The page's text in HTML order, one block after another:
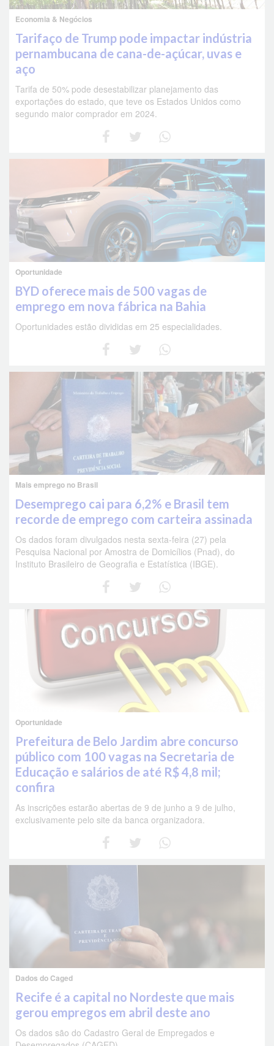
Economia & Negócios
Tarifaço de Trump pode impactar indústria
pernambucana de cana-de-açúcar, uvas e
aço
Tarifa de 50% pode desestabilizar planejamento das
exportações do estado, que teve os Estados Unidos como
segundo maior comprador em 2024.
Oportunidade
BYD oferece mais de 500 vagas de
emprego em nova fábrica na Bahia
Oportunidades estão divididas em 25 especialidades.
Mais emprego no Brasil
Desemprego cai para 6,2% e Brasil tem
recorde de emprego com carteira assinada
Os dados foram divulgados nesta sexta-feira (27) pela
Pesquisa Nacional por Amostra de Domicílios (Pnad), do
Instituto Brasileiro de Geografia e Estatística (IBGE).
Oportunidade
Prefeitura de Belo Jardim abre concurso
público com 100 vagas na Secretaria de
Educação e salários de até R$ 4,8 mil;
confira
As inscrições estarão abertas de 9 de junho a 9 de julho,
exclusivamente pelo site da banca organizadora.
Dados do Caged
Recife é a capital no Nordeste que mais
gerou empregos em abril deste ano
Os dados são do Cadastro Geral de Empregados e